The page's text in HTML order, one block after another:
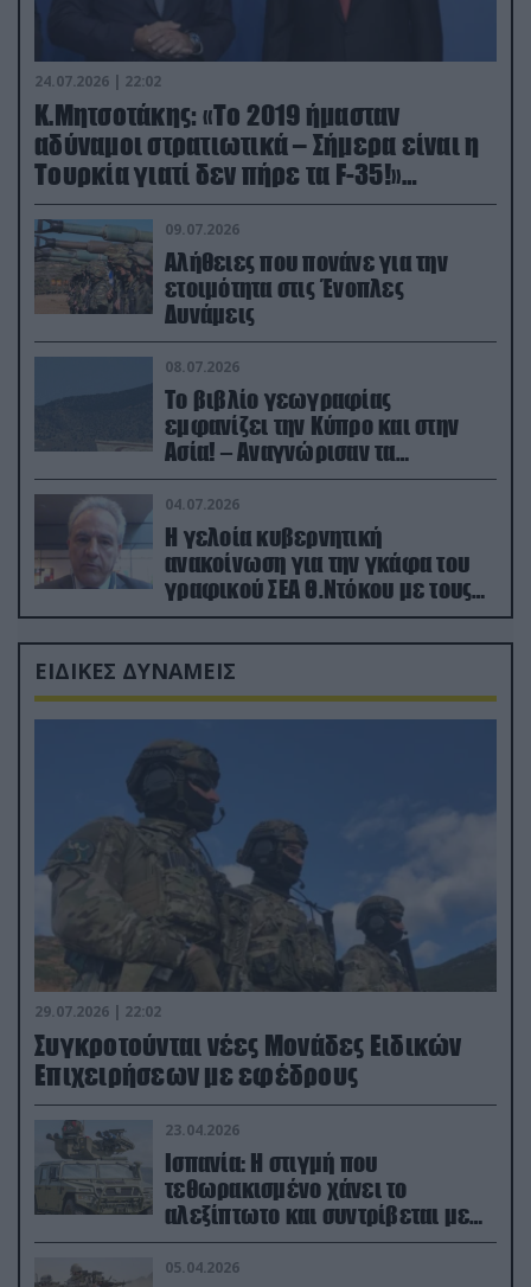
24.07.2026 | 22:02
Κ.Μητσοτάκης: «Το 2019 ήμασταν
αδύναμοι στρατιωτικά – Σήμερα είναι η
Τουρκία γιατί δεν πήρε τα F-35!»
(βίντεο)
09.07.2026
Αλήθειες που πονάνε για την
ετοιμότητα στις Ένοπλες
Δυνάμεις
08.07.2026
Το βιβλίο γεωγραφίας
εμφανίζει την Κύπρο και στην
Ασία! – Αναγνώρισαν τα
κατεχόμενα; (φωτο)
04.07.2026
Η γελοία κυβερνητική
ανακοίνωση για την γκάφα του
γραφικού ΣΕΑ Θ.Ντόκου με τους
Ρώσους φαρσέρ
ΕΙΔΙΚΕΣ ΔΥΝΑΜΕΙΣ
29.07.2026 | 22:02
Συγκροτούνται νέες Μονάδες Ειδικών
Επιχειρήσεων με εφέδρους
23.04.2026
Ισπανία: Η στιγμή που
τεθωρακισμένο χάνει το
αλεξίπτωτο και συντρίβεται με
ορμή στο έδαφος (βίντεο)
05.04.2026